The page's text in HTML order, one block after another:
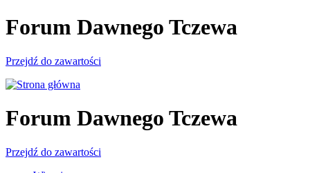
Forum Dawnego Tczewa
Przejdź do zawartości
Forum Dawnego Tczewa
Przejdź do zawartości